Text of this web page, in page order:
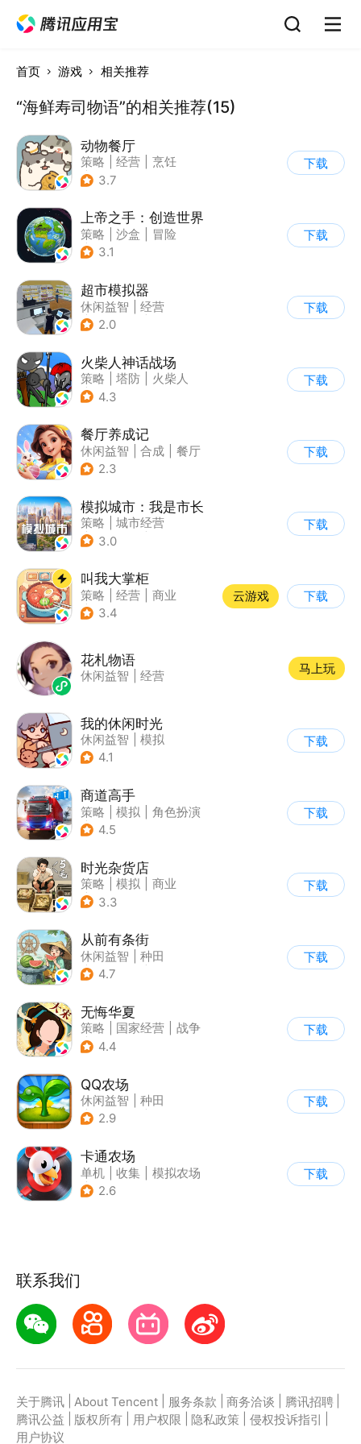
首页 游戏 相关推荐
“海鲜寿司物语”的相关推荐(15)
动物餐厅
策略 经营
烹饪
| 宠物
3.7
下载
上帝之手：创造世界
策略 沙盒
冒险
| 卡通
3.1
下载
超市模拟器
休闲益智
经营
| 文字游戏
2.0
下载
火柴人神话战场
策略 塔防
火柴人
| 休闲益智
4.3
下载
餐厅养成记
休闲益智 合成
餐厅
| 清新
2.3
下载
模拟城市：我是市长
策略
城市经营
| 模拟城市
3.0
下载
叫我大掌柜
策略 经营
商业
| 古风
3.4
云游戏 下载
花札物语
休闲益智 经营
马上玩
我的休闲时光
休闲益智
模拟
4.1
下载
商道高手
策略 模拟
角色扮演
| 收集
4.5
下载
时光杂货店
策略 模拟
商业
| 童年
3.3
下载
从前有条街
休闲益智
种田
| 田园生活
4.7
下载
无悔华夏
策略 国家经营
战争
| 中国风
4.4
下载
QQ农场
休闲益智
种田
| 田园生活
2.9
下载
卡通农场
单机 收集
模拟农场
| 卡通
2.6
下载
联系我们
关于腾讯 About Tencent 服务条款 商务洽谈 腾讯招聘
腾讯公益
版权所有 用户权限 隐私政策 侵权投诉指引
用户协议